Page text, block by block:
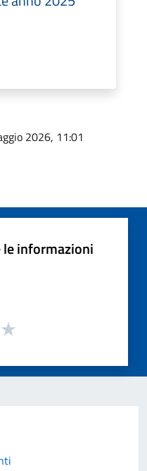
2026, 11:01
le informazioni